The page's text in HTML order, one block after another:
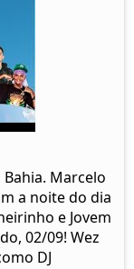
Marcelo
a noite do dia
e Jovem
02/09! Wez
DJ